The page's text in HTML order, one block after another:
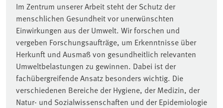
Im Zentrum unserer Arbeit steht der Schutz der
menschlichen Gesundheit vor unerwünschten
Einwirkungen aus der Umwelt. Wir forschen und
vergeben Forschungsaufträge, um Erkenntnisse über
Herkunft und Ausmaß von gesundheitlich relevanten
Umweltbelastungen zu gewinnen. Dabei ist der
fachübergreifende Ansatz besonders wichtig. Die
verschiedenen Bereiche der Hygiene, der Medizin, der
Natur- und Sozialwissenschaften und der Epidemiologie